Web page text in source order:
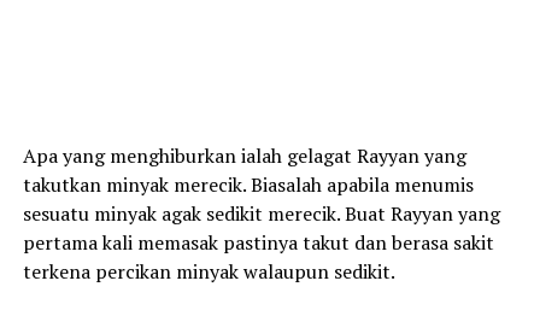
Apa yang menghiburkan ialah gelagat Rayyan yang
takutkan minyak merecik. Biasalah apabila menumis
sesuatu minyak agak sedikit merecik. Buat Rayyan yang
pertama kali memasak pastinya takut dan berasa sakit
terkena percikan minyak walaupun sedikit.